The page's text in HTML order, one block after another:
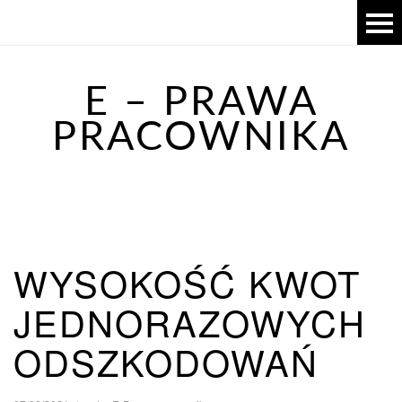
E – PRAWA
PRACOWNIKA
WYSOKOŚĆ KWOT
JEDNORAZOWYCH
ODSZKODOWAŃ